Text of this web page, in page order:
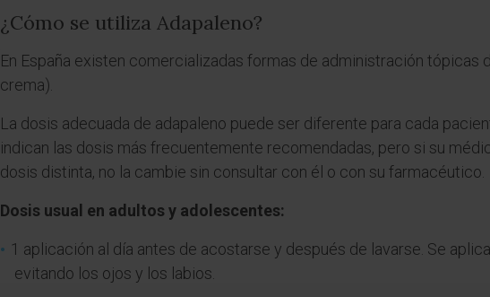
¿Cómo se utiliza Adapaleno?
En España existen comercializadas formas de administración tópicas
crema).
La dosis adecuada de adapaleno puede ser diferente para cada
indican las dosis más frecuentemente recomendadas, pero si su
dosis distinta, no la cambie sin consultar con él o con su farmacéutico.
Dosis usual en adultos y adolescentes:
1 aplicación al día antes de acostarse y después de lavarse. Se
evitando los ojos y los labios.